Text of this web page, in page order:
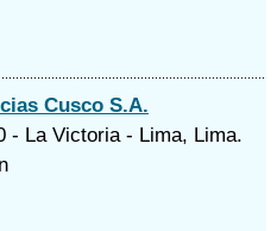
Cusco S.A.
- La Victoria - Lima, Lima.